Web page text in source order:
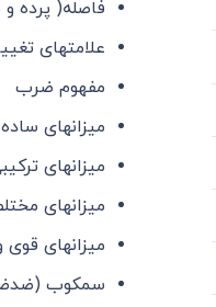
فاصله( پرده
علامتهای
مفهوم ضرب
میزانهای ساده
میزانهای
میزانهای
میزانهای
سمکوب